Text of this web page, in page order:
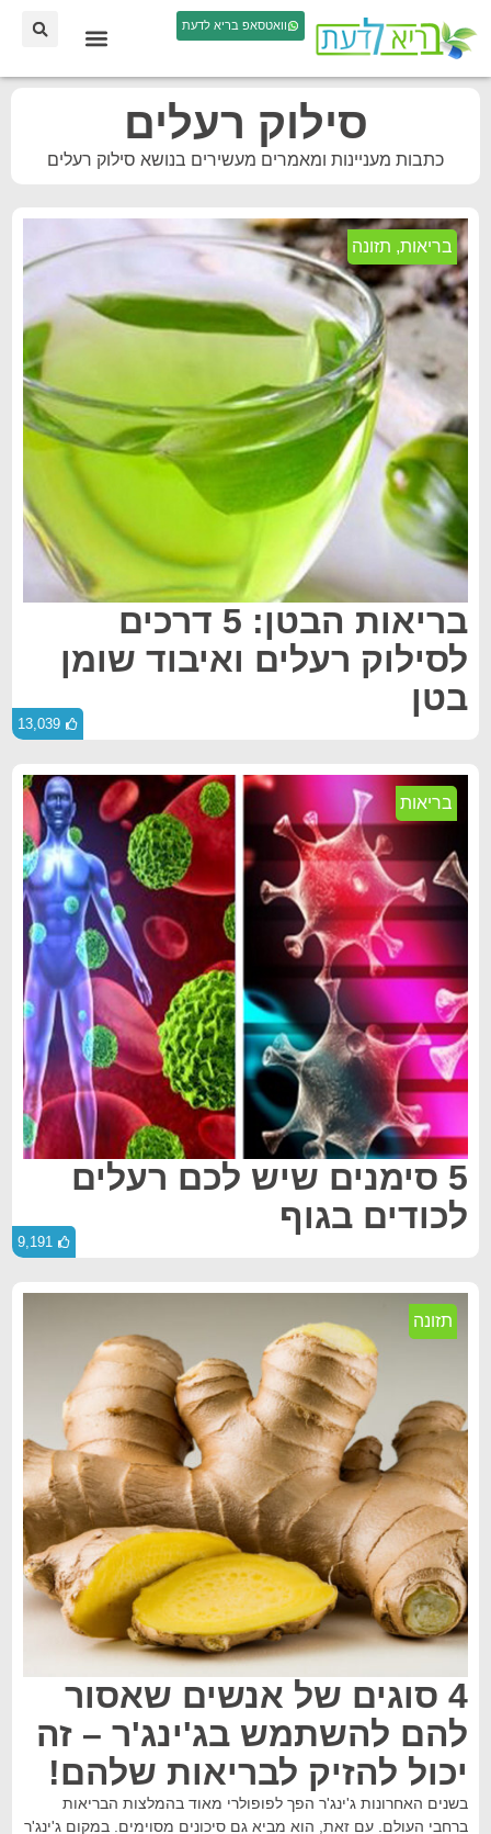
וואטסאפ בריא לדעת
סילוק רעלים
כתבות מעניינות ומאמרים מעשירים בנושא סילוק רעלים
בריאות, תזונה
בריאות הבטן: 5 דרכים
לסילוק רעלים ואיבוד שומן
בטן
13,039
בריאות
5 סימנים שיש לכם רעלים
לכודים בגוף
9,191
תזונה
4 סוגים של אנשים שאסור
להם להשתמש בג'ינג'ר – זה
יכול להזיק לבריאות שלהם!
בשנים האחרונות ג'ינג'ר הפך לפופולרי מאוד בהמלצות הבריאות
ברחבי העולם. עם זאת, הוא מביא גם סיכונים מסוימים. במקום ג'ינג'ר